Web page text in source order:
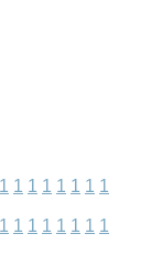
1 1 1 1 1 1 1 1
1 1 1 1 1 1 1 1